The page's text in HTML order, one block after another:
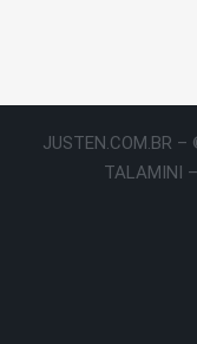
JUSTEN.COM.BR –
TALAMINI